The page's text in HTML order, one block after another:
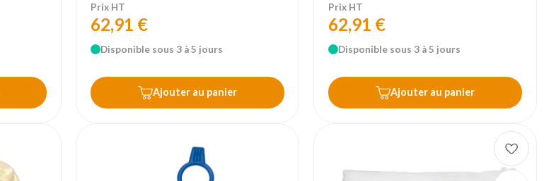
Prix HT
62,91 €
Disponible sous 3 à 5 jours
Ajouter au panier
Prix HT
62,91 €
Disponible sous 3 à 5 jours
Ajouter au panier